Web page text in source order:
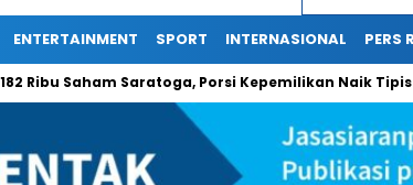
ENTERTAINMENT SPORT INTERNASIONAL PERS
Saham Saratoga, Porsi Kepemilikan Naik Tipis